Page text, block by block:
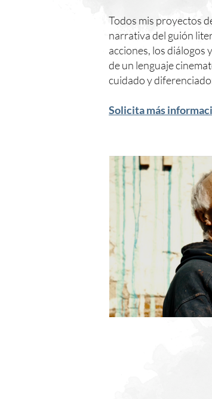
Todos mis proyectos
narrativa del guión
acciones, los diálogos
de un lenguaje
cuidado y
Solicita más